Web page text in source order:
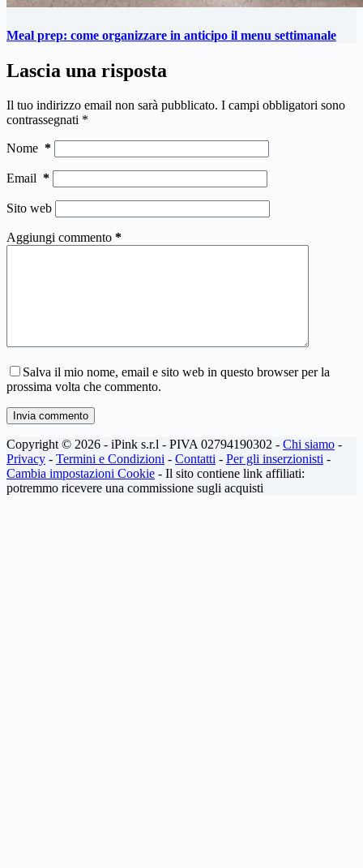
Meal prep: come organizzare in anticipo il menu settimanale
Lascia una risposta
Il tuo indirizzo email non sarà pubblicato. I campi obbligatori sono
contrassegnati *
Nome *
Email *
Sito web
Aggiungi commento *
Salva il mio nome, email e sito web in questo browser per la
prossima volta che commento.
Invia commento
Copyright © 2026 - iPink s.r.l - PIVA 02794190302 - Chi siamo -
Privacy - Termini e Condizioni - Contatti - Per gli inserzionisti -
Cambia impostazioni Cookie - Il sito contiene link affiliati:
potremmo ricevere una commissione sugli acquisti